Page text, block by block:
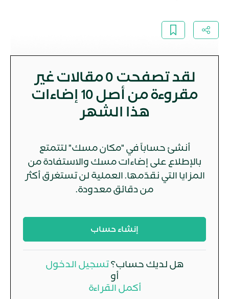
لقد تصفحت 0مقالات غير
مقروءة من أصل 10 إضاءات
هذا الشهر
أنشئ حساباً في "مكان مسك" لتتمتع
بالإطلاع على إضاءات مسك والاستفادة من
المزايا التي نقدّمها. العملية لن تستغرق أكثر
من دقائق معدودة.
إنشاء حساب
هل لديك حساب؟ تسجيل الدخول
أو
أكمل القراءة